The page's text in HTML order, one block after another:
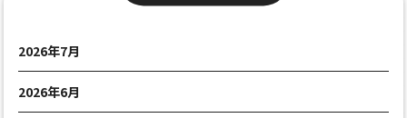
2026年7月
2026年6月